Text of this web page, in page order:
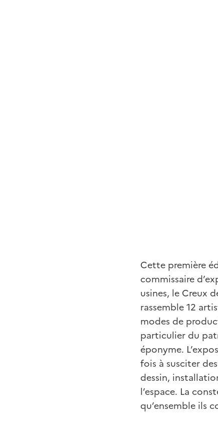
Cette première
commissaire
usines, le Creux
rassemble 12
modes de
particulier du
éponyme.
fois à susciter
dessin,
l’espace. La
qu’ensemble ils